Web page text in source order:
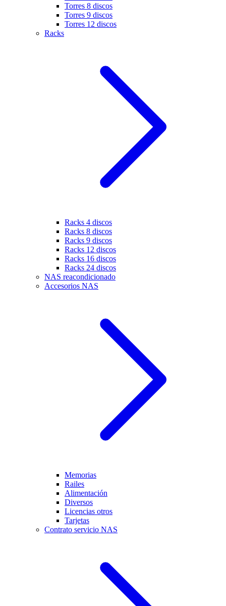
Torres 8 discos
Torres 9 discos
Torres 12 discos
Racks
Racks 4 discos
Racks 8 discos
Racks 9 discos
Racks 12 discos
Racks 16 discos
Racks 24 discos
NAS reacondicionado
Accesorios NAS
Memorias
Railes
Alimentación
Diversos
Licencias otros
Tarjetas
Contrato servicio NAS